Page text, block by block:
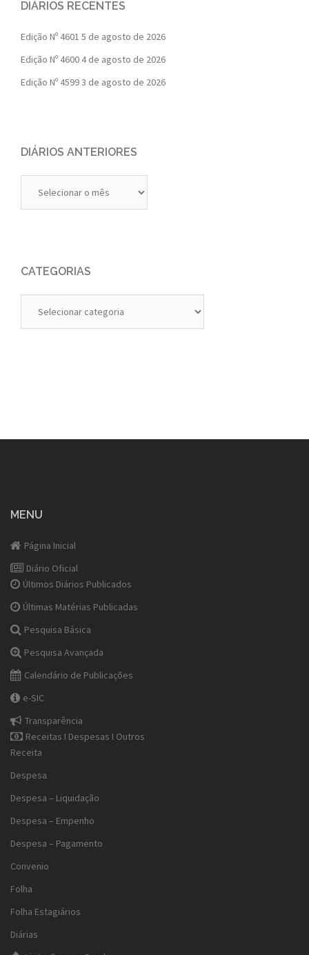
DIÁRIOS RECENTES
Edição Nº 4601 5 de agosto de 2026
Edição Nº 4600 4 de agosto de 2026
Edição Nº 45993 de agosto de 2026
DIÁRIOS ANTERIORES
Anteriores
CATEGORIAS
MENU
Página Inicial
Diário Oficial
Últimos Diários Publicados
Últimas Matérias Publicadas
Pesquisa Básica
Pesquisa Avançada
Calendário de Publicações
e-SIC
Transparência
Receitas I Despesas I Outros
Receita
Despesa
Despesa – Liquidação
Despesa – Empenho
Despesa – Pagamento
Convenio
Folha
Folha Estagiários
Diárias